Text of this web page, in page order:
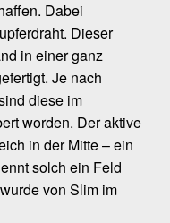
Dabei
Dieser
in einer ganz
Je nach
diese im
worden. Der aktive
in der Mitte – ein
solch ein Feld
von Slim im